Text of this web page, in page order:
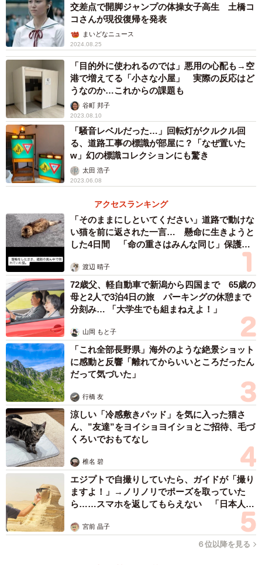
交差点で開脚ジャンプの体操女子高生 土橋コ
コさんが現役復帰を発表
まいどなニュース
2024.08.25
「目的外に使われるのでは」悪用の心配も→空
港で増えてる「小さな小屋」 実際の反応はど
うなのか…これからの課題も
谷町 邦子
2023.08.10
「騒音レベルだった…」回転灯がクルクル回
る、道路工事の標識が部屋に？「なぜ置いた
w」幻の標識コレクションにも驚き
太田 浩子
2023.06.08
アクセスランキング
「そのままにしといてください」道路で動けな
い猫を前に返された一言… 懸命に生きようと
した4日間 「命の重さはみんな同じ」保護団
渡辺 晴子
72歳父、軽自動車で新潟から四国まで 65歳の
母と2人で3泊4日の旅 パーキングの休憩まで
分刻み… 「大学生でも組まねえよ！」
山岡 もと子
「これ全部長野県」海外のような絶景ショット
に感動と反響「離れてからいいところだったん
だって気づいた」
行橋 友
涼しい「冷感敷きパッド」を気に入った猫さ
ん、”友達”をヨイショヨイショとご招待、毛づ
くろいでおもてなし
椎名 碧
エジプトで自撮りしていたら、ガイドが「撮り
ますよ！」→ノリノリでポーズを取っていた
ら……スマホを返してもらえない 「日本人は
カモ代表かも」「私は6時間で3万円払った」
宮前 晶子
６位以降を見る